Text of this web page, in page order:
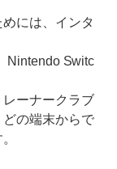
には、インタ
Nintendo Switc
ーナークラブ
の端末からで